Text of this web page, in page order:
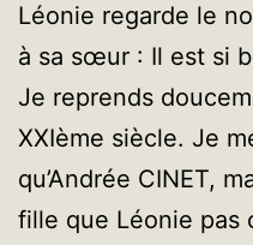
Léonie regarde le
à sa sœur : Il est si
Je reprends
XXIème siècle. Je
qu’Andrée CINET,
fille que Léonie pas